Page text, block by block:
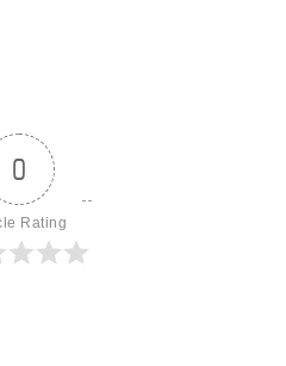
0
Rating